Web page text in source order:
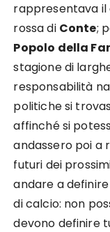
rappresentava il
rossa di Conte;
Popolo della
stagione di
responsabilità
politiche si
affinché si
andassero poi a
futuri dei
andare a
di calcio: non
devono definire